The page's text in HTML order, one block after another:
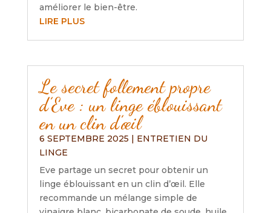
améliorer le bien-être.
LIRE PLUS
Le secret follement propre
d’Eve : un linge éblouissant
en un clin d’œil
6 SEPTEMBRE 2025 | ENTRETIEN DU
LINGE
Eve partage un secret pour obtenir un
linge éblouissant en un clin d’œil. Elle
recommande un mélange simple de